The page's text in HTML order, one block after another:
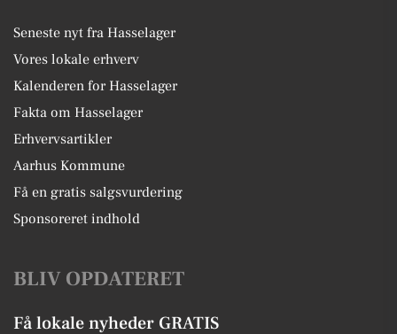
Seneste nyt fra Hasselager
Vores lokale erhverv
Kalenderen for Hasselager
Fakta om Hasselager
Erhvervsartikler
Aarhus Kommune
Få en gratis salgsvurdering
Sponsoreret indhold
BLIV OPDATERET
Få lokale nyheder GRATIS